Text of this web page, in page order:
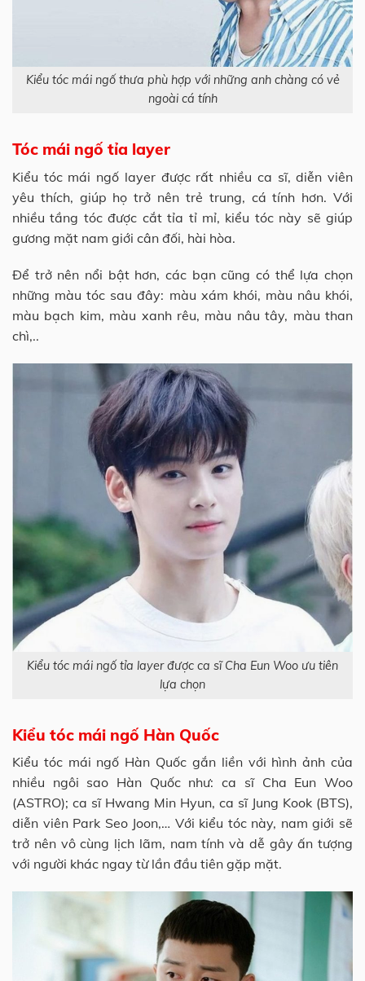
Kiểu tóc mái ngố thưa phù hợp với những anh chàng có vẻ
ngoài cá tính
Tóc mái ngố tỉa layer
Kiểu tóc mái ngố layer được rất nhiều ca sĩ, diễn viên
yêu thích, giúp họ trở nên trẻ trung, cá tính hơn. Với
nhiều tầng tóc được cắt tỉa tỉ mỉ, kiểu tóc này sẽ giúp
gương mặt nam giới cân đối, hài hòa.
Để trở nên nổi bật hơn, các bạn cũng có thể lựa chọn
những màu tóc sau đây: màu xám khói, màu nâu khói,
màu bạch kim, màu xanh rêu, màu nâu tây, màu than
chì,..
Kiểu tóc mái ngố tỉa layer được ca sĩ Cha Eun Woo ưu tiên
lựa chọn
Kiểu tóc mái ngố Hàn Quốc
Kiểu tóc mái ngố Hàn Quốc gắn liền với hình ảnh của
nhiều ngôi sao Hàn Quốc như: ca sĩ Cha Eun Woo
(ASTRO); ca sĩ Hwang Min Hyun, ca sĩ Jung Kook (BTS),
diễn viên Park Seo Joon,… Với kiểu tóc này, nam giới sẽ
trở nên vô cùng lịch lãm, nam tính và dễ gây ấn tượng
với người khác ngay từ lần đầu tiên gặp mặt.